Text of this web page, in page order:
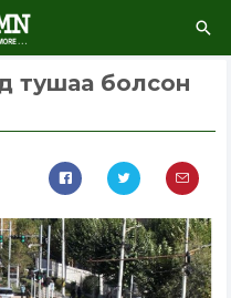
тушаа болсон